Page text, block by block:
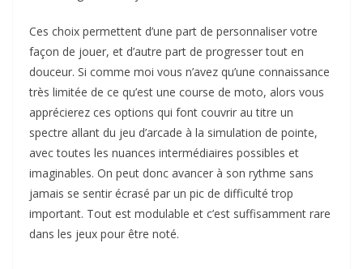
Ces choix permettent d’une part de personnaliser votre
façon de jouer, et d’autre part de progresser tout en
douceur. Si comme moi vous n’avez qu’une connaissance
très limitée de ce qu’est une course de moto, alors vous
apprécierez ces options qui font couvrir au titre un
spectre allant du jeu d’arcade à la simulation de pointe,
avec toutes les nuances intermédiaires possibles et
imaginables. On peut donc avancer à son rythme sans
jamais se sentir écrasé par un pic de difficulté trop
important. Tout est modulable et c’est suffisamment rare
dans les jeux pour être noté.